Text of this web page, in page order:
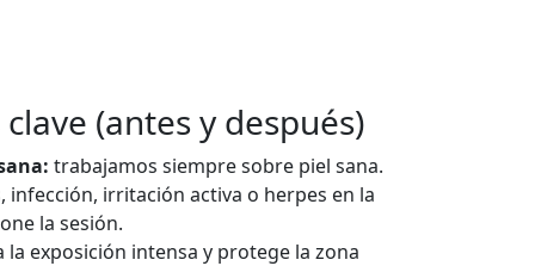
(antes y después)
trabajamos siempre sobre piel sana.
infección, irritación activa o herpes en la
la sesión.
la exposición intensa y protege la zona